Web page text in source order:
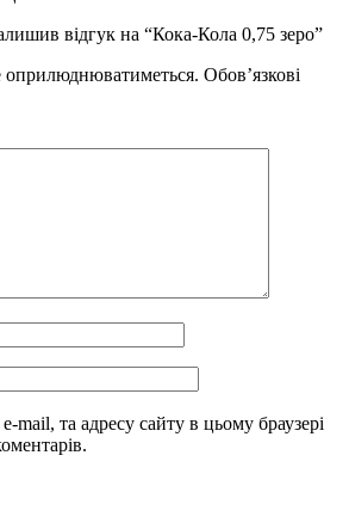
відгук на “Кока-Кола 0,75 зеро”
оприлюднюватиметься. Обов’язкові
mail, та адресу сайту в цьому браузері